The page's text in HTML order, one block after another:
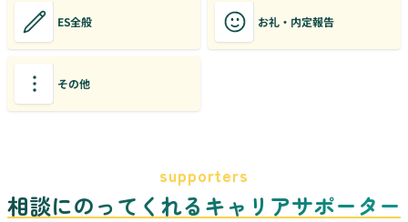
ES全般 お礼・内定報告
その他
supporters
相談にのってくれるキャリアサポーター